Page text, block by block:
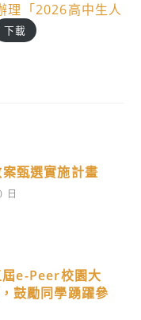
理「2026高中生人
下載
甄選實施計畫
日
e-Peer校園大
鼓勵同學踴躍參